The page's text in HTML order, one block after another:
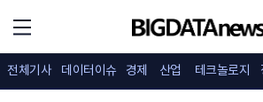
전체기사 데이터이슈 경제 산업 테크놀로지